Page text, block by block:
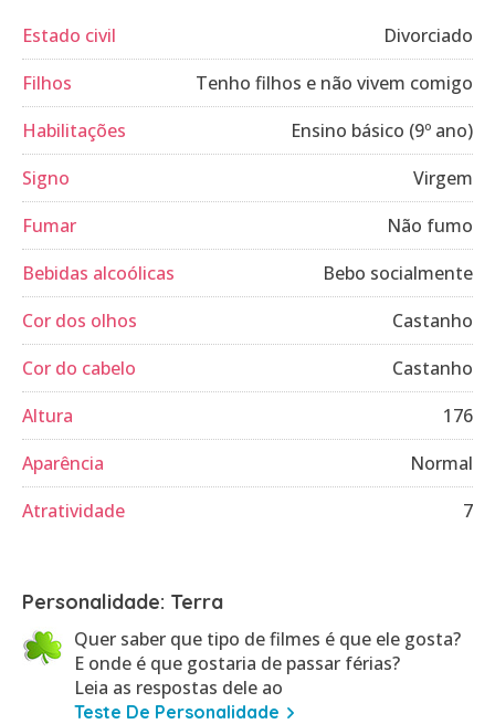
Estado civil
Divorciado
Filhos
Tenho filhos e não vivem comigo
Habilitações
Ensino básico (9º ano)
Signo
Virgem
Fumar
Não fumo
Bebidas alcoólicas
Bebo socialmente
Cor dos olhos
Castanho
Cor do cabelo
Castanho
Altura
176
Aparência
Normal
Atratividade
7
Personalidade: Terra
Quer saber que tipo de filmes é que ele gosta?
E onde é que gostaria de passar férias?
Leia as respostas dele ao
Teste De Personalidade